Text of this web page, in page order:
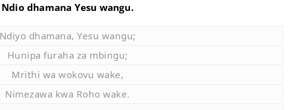
Ndio dhamana Yesu wangu.
Ndiyo dhamana, Yesu wangu;
Hunipa furaha za mbingu;
Mrithi wa wokovu wake,
Nimezawa kwa Roho wake.